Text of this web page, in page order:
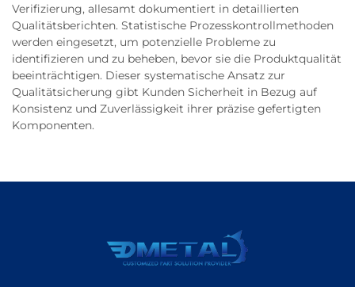
Verifizierung, allesamt dokumentiert in detaillierten
Qualitätsberichten. Statistische Prozesskontrollmethoden
werden eingesetzt, um potenzielle Probleme zu
identifizieren und zu beheben, bevor sie die Produktqualität
beeinträchtigen. Dieser systematische Ansatz zur
Qualitätsicherung gibt Kunden Sicherheit in Bezug auf
Konsistenz und Zuverlässigkeit ihrer präzise gefertigten
Komponenten.